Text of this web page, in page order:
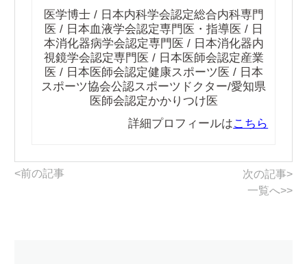
医学博士 / 日本内科学会認定総合内科専門
医 / 日本血液学会認定専門医・指導医 / 日
本消化器病学会認定専門医 / 日本消化器内
視鏡学会認定専門医 / 日本医師会認定産業
医 / 日本医師会認定健康スポーツ医 / 日本
スポーツ協会公認スポーツドクター/愛知県
医師会認定かかりつけ医
詳細プロフィールはこちら
<前の記事
次の記事>
一覧へ>>